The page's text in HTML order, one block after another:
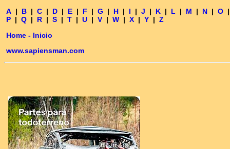
A | B | C | D | E | F | G | H | I | J | K | L | M | N | O |
P | Q | R | S | T | U | V | W | X | Y | Z
Home - Inicio
www.sapiensman.com